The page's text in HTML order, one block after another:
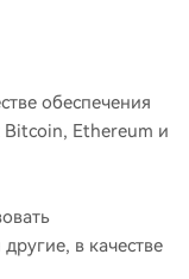
обеспечения
Bitcoin, Ethereum и
в качестве